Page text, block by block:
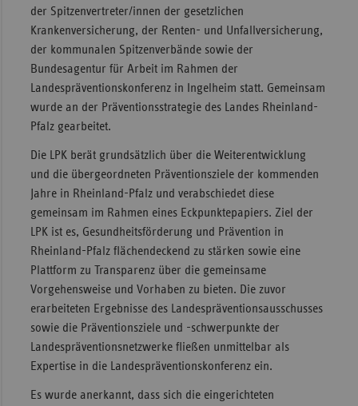
der Spitzenvertreter/innen der gesetzlichen
Krankenversicherung, der Renten- und Unfallversicherung,
der kommunalen Spitzenverbände sowie der
Bundesagentur für Arbeit im Rahmen der
Landespräventionskonferenz in Ingelheim statt. Gemeinsam
wurde an der Präventionsstrategie des Landes Rheinland-
Pfalz gearbeitet.
Die LPK berät grundsätzlich über die Weiterentwicklung
und die übergeordneten Präventionsziele der kommenden
Jahre in Rheinland-Pfalz und verabschiedet diese
gemeinsam im Rahmen eines Eckpunktepapiers. Ziel der
LPK ist es, Gesundheitsförderung und Prävention in
Rheinland-Pfalz flächendeckend zu stärken sowie eine
Plattform zu Transparenz über die gemeinsame
Vorgehensweise und Vorhaben zu bieten. Die zuvor
erarbeiteten Ergebnisse des Landespräventionsausschusses
sowie die Präventionsziele und -schwerpunkte der
Landespräventionsnetzwerke fließen unmittelbar als
Expertise in die Landespräventionskonferenz ein.
Es wurde anerkannt, dass sich die eingerichteten